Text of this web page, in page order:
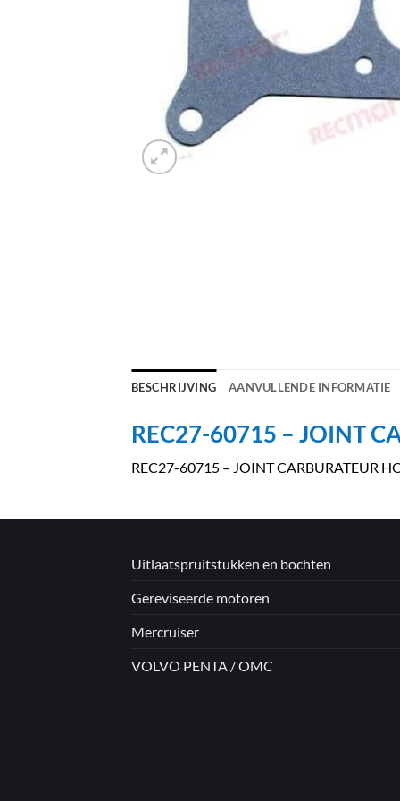
BESCHRIJVING AANVULLENDE INFORMATIE
REC27-60715 – JOINT
REC27-60715 – JOINT CARBURATEUR
Uitlaatspruitstukken en bochten
Gereviseerde motoren
Mercruiser
VOLVO PENTA / OMC